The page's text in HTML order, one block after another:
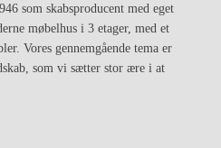
som skabsproducent med eget
møbelhus i 3 etager, med et
Vores gennemgående tema er
som vi sætter stor ære i at